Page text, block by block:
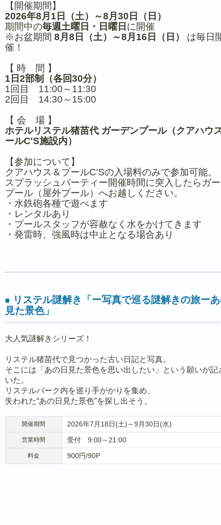
【開催期間】
2026年8月1日（土）～8月30日（日）
期間中の毎週土曜日・日曜日 に開催
※お盆期間 8月8日（土）～8月16日（日）
は毎日
催！
【 時 間 】
1日2部制（各回30分）
1回目 11:00～11:30
2回目 14:30～15:00
【 会 場 】
ホテルリステル猪苗代 ガーデンプール（クアハウ
ールC'S施設内）
【参加について】
クアハウス＆プールC'Sの入場料のみで参加可能。
スプラッシュパーティー開催時間に突入したらガ
プール（屋外プール）へお越しください。
・水鉄砲各種で遊べます
・レンタルあり
・プールスタッフが容赦なく水をかけてきます
・発雷時、強風時は中止となる場合あり
■
リステル謎解き「ー写真で巡る謎解きの旅ー
見た景色」
大人気謎解きシリーズ！
リステル猪苗代で見つかった古い日記と写真。
そこには「あの日見た景色を思い出したい」という願いが記
いた。
リステルパーク内を巡り手がかりを集め、
失われた“あの日見た景色”を探し出そう。
開催期間 2026年7月18日(土)～9月30日(水)
営業時間 受付 9:00～21:00
料金 900円/90P